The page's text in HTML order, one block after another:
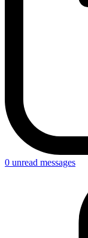
0 unread messages